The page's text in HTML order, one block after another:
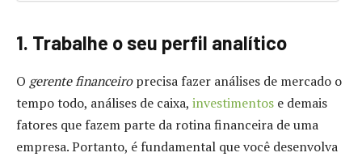
1. Trabalhe o seu perfil analítico
O gerente financeiroprecisa fazer análises de mercado o
tempo todo, análises de caixa, investimentos e demais
fatores que fazem parte da rotina financeira de uma
empresa. Portanto, é fundamental que você desenvolva